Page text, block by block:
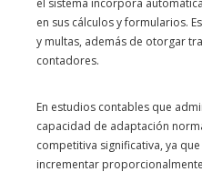
en sus cálculos y formularios.
y multas, además de otorgar
contadores.
En estudios contables que
capacidad de adaptación
competitiva significativa, ya
incrementar